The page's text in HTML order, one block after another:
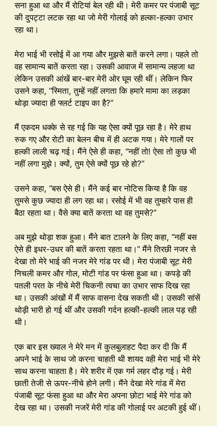
सना हुआ था और मैं रोटियां बेल रही थी। मेरी कमर पर पंजाबी सूट
की दुपट्टा लटक रहा था जो मेरी गोलाई को हल्का-हल्का उभार
रहा था।
मेरा भाई भी रसोई में आ गया और मुझसे बातें करने लगा। पहले तो
वह सामान्य बातें करता रहा। उसकी आवाज में सामान्य लहजा था
लेकिन उसकी आंखें बार-बार मेरी ओर घूम रही थीं। लेकिन फिर
उसने कहा, “स्मिता, तुम्हें नहीं लगता कि हमारे मामा का लड़का
थोड़ा ज्यादा ही फ्लर्ट टाइप का है?”
मैं एकदम धक्के से रह गई कि यह ऐसा क्यों पूछ रहा है। मेरे हाथ
रुक गए और रोटी का बेलन बीच में ही अटक गया। मेरे गालों पर
हल्की लाली चढ़ गई। मैंने ऐसे ही कहा, “नहीं तो! ऐसा तो कुछ भी
नहीं लगा मुझे। क्यों, तुम ऐसे क्यों पूछ रहे हो?”
उसने कहा, “बस ऐसे ही। मैंने कई बार नोटिस किया है कि वह
तुमसे कुछ ज्यादा ही लग रहा था। रसोई में भी वह तुम्हारे पास ही
बैठा रहता था। वैसे क्या बातें करता था वह तुमसे?”
अब मुझे थोड़ा शक हुआ। मैंने बात टालने के लिए कहा, “नहीं बस
ऐसे ही इधर-उधर की बातें करता रहता था।” मैंने तिरछी नजर से
देखा तो मेरे भाई की नजर मेरे गांड पर थी। मेरा पंजाबी सूट मेरी
निचली कमर और गोल, मोटी गांड पर फंसा हुआ था। कपड़े की
पतली परत के नीचे मेरी चिकनी त्वचा का उभार साफ दिख रहा
था। उसकी आंखों में मैं साफ वासना देख सकती थी। उसकी सांसें
थोड़ी भारी हो गई थीं और उसकी गर्दन हल्की-हल्की लाल पड़ रही
थी।
एक बार इस ख्याल ने मेरे मन में कुलबुलाहट पैदा कर दी कि मैं
अपने भाई के साथ जो करना चाहती थी शायद वही मेरा भाई भी मेरे
साथ करना चाहता है। मेरे शरीर में एक गर्म लहर दौड़ गई। मेरी
छाती तेजी से ऊपर-नीचे होने लगी। मैंने देखा मेरे गांड में मेरा
पंजाबी सूट फंसा हुआ था और मेरा अपना छोटा भाई मेरे गांड को
देख रहा था। उसकी नजरें मेरी गांड की गोलाई पर अटकी हुई थीं।